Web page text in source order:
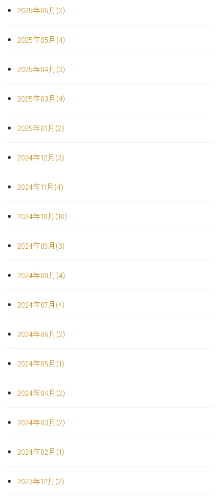
2025年06月(2)
2025年05月(4)
2025年04月(3)
2025年03月(4)
2025年01月(2)
2024年12月(3)
2024年11月(4)
2024年10月(10)
2024年09月(3)
2024年08月(4)
2024年07月(4)
2024年06月(2)
2024年05月(1)
2024年04月(2)
2024年03月(2)
2024年02月(1)
2023年12月(2)